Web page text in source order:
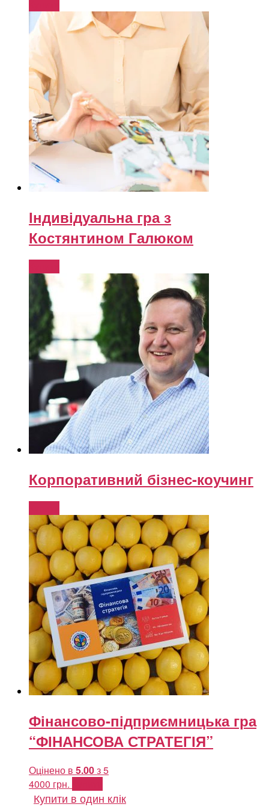
Індивідуальна гра з
Костянтином Галюком
Корпоративний бізнес-коучинг
Фінансово-підприємницька гра
“ФІНАНСОВА СТРАТЕГІЯ”
Оцінено в 5.00з 5
4000 грн.
Купити в один клік